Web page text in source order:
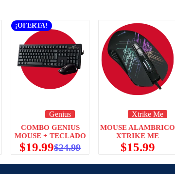
¡OFERTA!
Genius
COMBO GENIUS
MOUSE + TECLADO
$24.99
$19.99
Xtrike Me
MOUSE ALAMBRICO
XTRIKE ME
$15.99